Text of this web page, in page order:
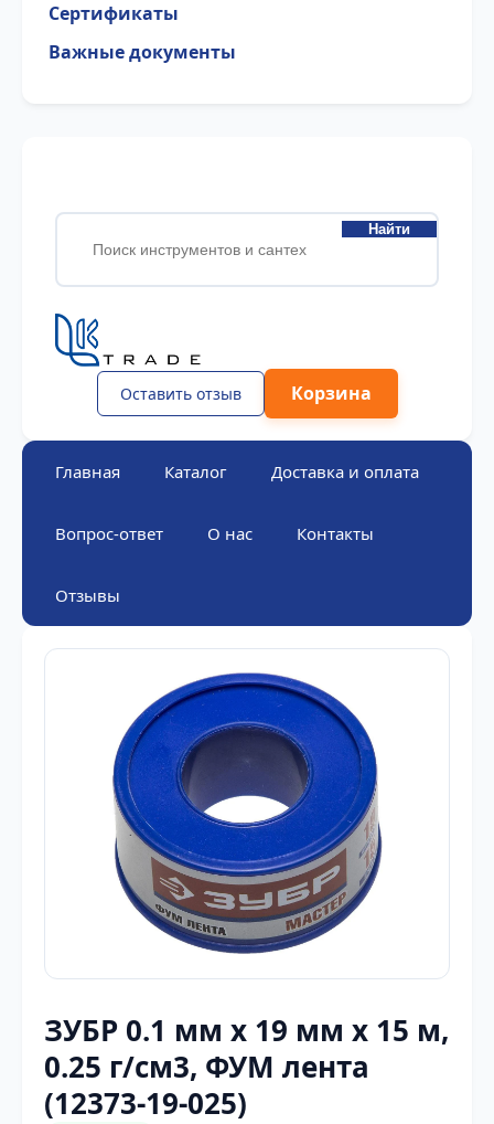
Сертификаты
Важные документы
Найти
Оставить отзыв Корзина
Главная Каталог Доставка и оплата
Вопрос-ответ О нас Контакты
Отзывы
ЗУБР 0.1 мм х 19 мм х 15 м,
0.25 г/см3, ФУМ лента
(12373-19-025)